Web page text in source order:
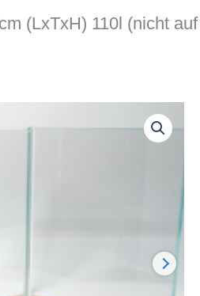
(LxTxH) 110l (nicht auf